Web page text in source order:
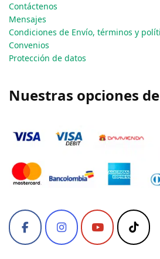
Contáctenos
Mensajes
Condiciones de Envío, términos y
Convenios
Protección de datos
Nuestras opciones